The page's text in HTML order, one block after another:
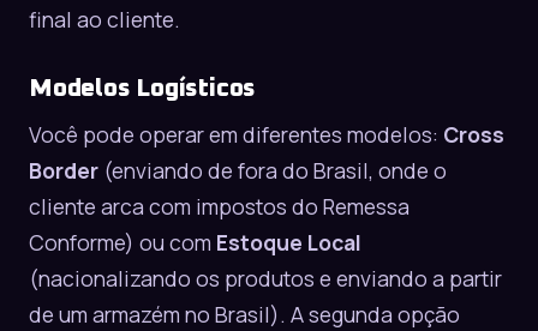
final ao cliente.
Modelos Logísticos
Você pode operar em diferentes modelos: Cross
Border (enviando de fora do Brasil, onde o
cliente arca com impostos do Remessa
Conforme) ou com Estoque Local
(nacionalizando os produtos e enviando a partir
de um armazém no Brasil). A segunda opção